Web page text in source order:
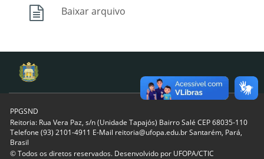
Baixar arquivo
PPGSND
Reitoria: Rua Vera Paz, s/n (Unidade Tapajós) Bairro Salé CEP 68035-110
Telefone (93) 2101-4911 E-Mail reitoria@ufopa.edu.br Santarém, Pará,
Brasil
© Todos os diretos reservados. Desenvolvido por UFOPA/CTIC